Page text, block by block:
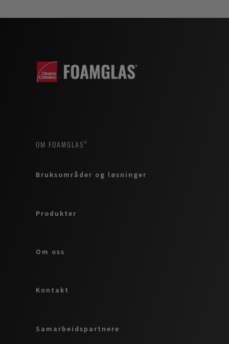
OM FOAMGLAS®
Bruksområder og løsninger
Produkter
Om oss
Kontakt
Samarbeidspartnere